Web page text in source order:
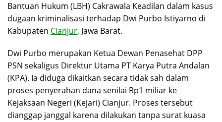
Bantuan Hukum (LBH) Cakrawala Keadilan dalam kasus
dugaan kriminalisasi terhadap Dwi Purbo Istiyarno di
Kabupaten Cianjur, Jawa Barat.
Dwi Purbo merupakan Ketua Dewan Penasehat DPP
PSN sekaligus Direktur Utama PT Karya Putra Andalan
(KPA). Ia diduga dikaitkan secara tidak sah dalam
proses penyerahan dana senilai Rp1 miliar ke
Kejaksaan Negeri (Kejari) Cianjur. Proses tersebut
dianggap janggal karena dilakukan tanpa surat kuasa